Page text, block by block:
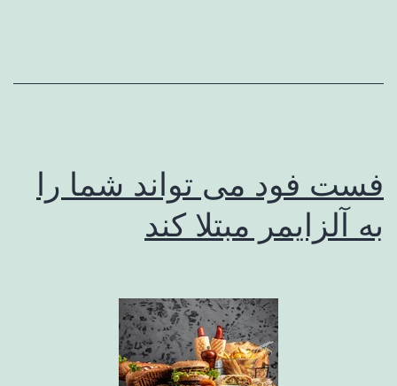
فست فود می تواند شما را
به آلزایمر مبتلا کند